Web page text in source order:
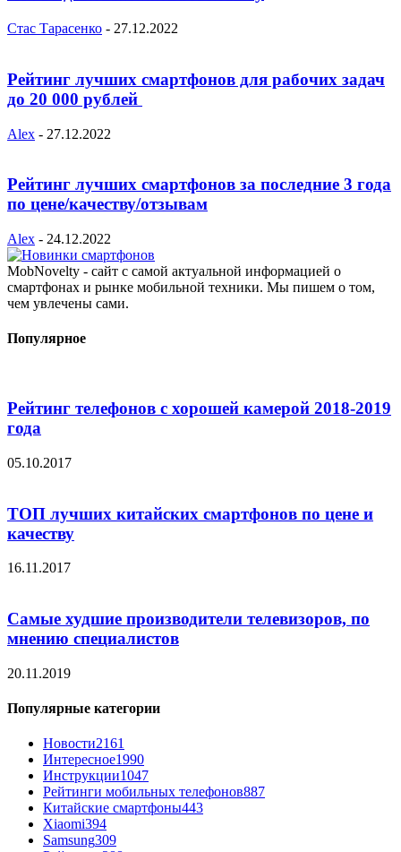
Стас Тарасенко - 27.12.2022
Рейтинг лучших смартфонов для рабочих задач
до 20 000 рублей
Alex - 27.12.2022
Рейтинг лучших смартфонов за последние 3 года
по цене/качеству/отзывам
Alex - 24.12.2022
MobNovelty - сайт с самой актуальной информацией о
смартфонах и рынке мобильной техники. Мы пишем о том,
чем увлечены сами.
Популярное
Рейтинг телефонов с хорошей камерой 2018-2019
года
05.10.2017
ТОП лучших китайских смартфонов по цене и
качеству
16.11.2017
Самые худшие производители телевизоров, по
мнению специалистов
20.11.2019
Популярные категории
Новости2161
Интересное1990
Инструкции1047
Рейтинги мобильных телефонов887
Китайские смартфоны443
Xiaomi394
Samsung309